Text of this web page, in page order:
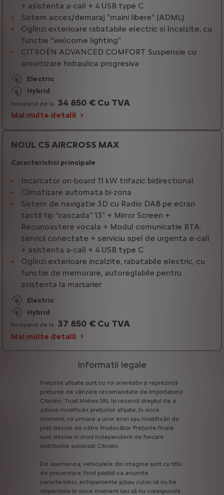
+ asistenta a-call + 4 USB type C
Sistem acces/demaraj "maini libere" (ADML)
Oglinzi exterioare rabatabile electric si Incalzite, cu
functie "welcome lighting"
CITROËN ADVANCED COMFORT Suspensie cu
amortizare hidraulica progresiva
Electric
Hybrid
Incepand de la 34 850 € Cu TVA
Mai multe detalii
NOUL C5 AIRCROSS MAX
Caracteristici principale
Incarcator on-board 11 kW trifazic bidirectional
Climatizare automata bi-zona
Sistem de navigatie 3D cu Radio DAB pe ecran
tactil tip “cascada” 13" + Mirror Screen +
Recunoastere vocala + Modul comunicatie BTA:
servicii conectate + serviciu apel de urgenta e-call
+ asistenta a-call + 4 USB type C
Oglinzi exterioare incalzite, rabatabile electric, cu
functie de memorare, autoreglabile pentru
asistenta la marsarier
Electric
Hybrid
Incepand de la 37 850 € Cu TVA
Mai multe detalii
Informatii legale
Prețurile afișate sunt cu rol orientativ și reprezintă
prețurile de vânzare recomandate de Importatorul
Citroën. Trust Motors SRL îşi rezervă dreptul de a
aduce modificări prețurilor afișate, în orice
moment, ca urmare a unor erori sau modificări de
preț decise de către Producător. Prețurile finale
sunt decise în mod independent de fiecare
distribuitor autorizat Citroën.
De asemenea, vehiculele din imagine sunt cu titlu
de prezentare, fiind posibil ca anumite
caracteristici, echipamente și/sau culori să nu fie
disponibile în orice moment sau să nu corespundă